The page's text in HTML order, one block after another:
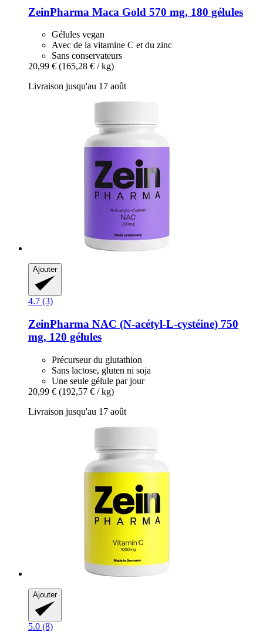
ZeinPharma Maca Gold 570 mg, 180 gélules
Gélules vegan
Avec de la vitamine C et du zinc
Sans conservateurs
20,99 € (165,28 € / kg)
Livraison jusqu'au 17 août
Ajouter
4.7 (3)
ZeinPharma NAC (N-​acétyl-​L-​cystéine) 750
mg, 120 gélules
Précurseur du glutathion
Sans lactose, gluten ni soja
Une seule gélule par jour
20,99 € (192,57 € / kg)
Livraison jusqu'au 17 août
Ajouter
5.0 (8)